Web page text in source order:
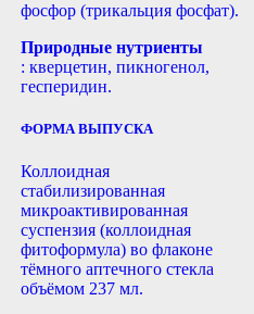
фосфор (трикальция фосфат).
Природные нутриенты
: кверцетин, пикногенол,
гесперидин.
ФОРМА ВЫПУСКА
Коллоидная
стабилизированная
микроактивированная
суспензия (коллоидная
фитоформула) во флаконе
тёмного аптечного стекла
объёмом 237 мл.